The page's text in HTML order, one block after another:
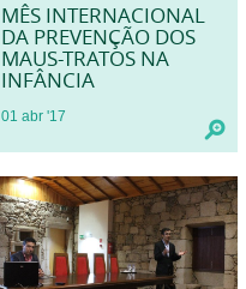
MÊS INTERNACIONAL
DA PREVENÇÃO DOS
MAUS-TRATOS NA
INFÂNCIA
01 abr '17